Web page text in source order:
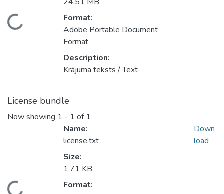
Loading...
Format:
Adobe Portable Document
Format
Description:
Krājuma teksts / Text
License bundle
Now showing 1 - 1 of 1
Name:
license.txt
Size:
1.71 KB
Format:
Down
load